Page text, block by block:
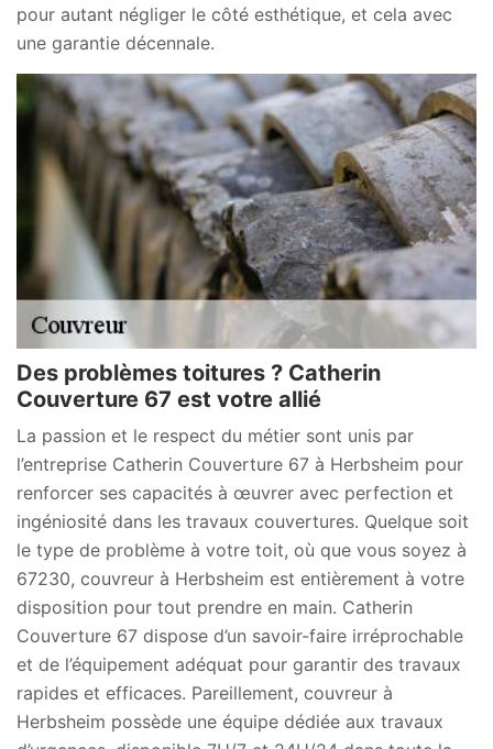
pour autant négliger le côté esthétique, et cela avec
une garantie décennale.
Des problèmes toitures ? Catherin
Couverture 67 est votre allié
La passion et le respect du métier sont unis par
l’entreprise Catherin Couverture 67 à Herbsheim pour
renforcer ses capacités à œuvrer avec perfection et
ingéniosité dans les travaux couvertures. Quelque soit
le type de problème à votre toit, où que vous soyez à
67230, couvreur à Herbsheim est entièrement à votre
disposition pour tout prendre en main. Catherin
Couverture 67 dispose d’un savoir-faire irréprochable
et de l’équipement adéquat pour garantir des travaux
rapides et efficaces. Pareillement, couvreur à
Herbsheim possède une équipe dédiée aux travaux